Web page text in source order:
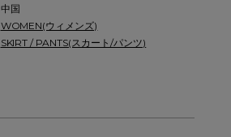
中国
WOMEN(ウィメンズ)
SKIRT / PANTS(スカート/パンツ)